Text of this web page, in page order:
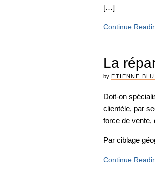
[…]
Continue
La
by ETIENNE
Doit-on
clientèle, par
force de vente,
Par ciblage
Continue